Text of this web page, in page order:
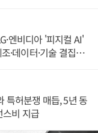
엔비디아 '피지컬 AI'
·데이터·기술 결집
특허분쟁 매듭, 5년 동
스비 지급